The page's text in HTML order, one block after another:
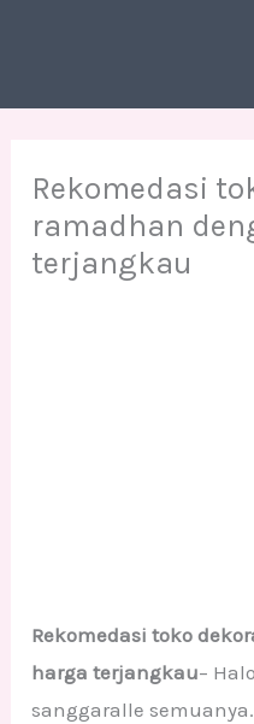
Rekomedasi
ramadhan
terjangkau
Rekomedasi toko
harga terjangkau–
sanggaralle